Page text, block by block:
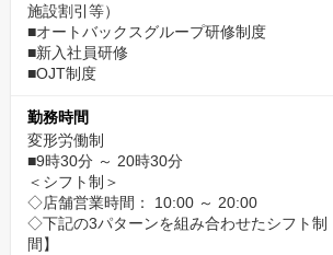
施設割引等）
■オートバックスグループ研修制度
■新入社員研修
■OJT制度
勤務時間
変形労働制
■9時30分 ～ 20時30分
＜シフト制＞
◇店舗営業時間： 10:00 ～ 20:00
◇下記の3パターンを組み合わせたシフト
間】